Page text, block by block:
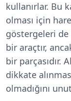
kullanırlar. Bu
olması için
göstergeleri
bir araçtır,
bir parçasıdır.
dikkate
olmadığını